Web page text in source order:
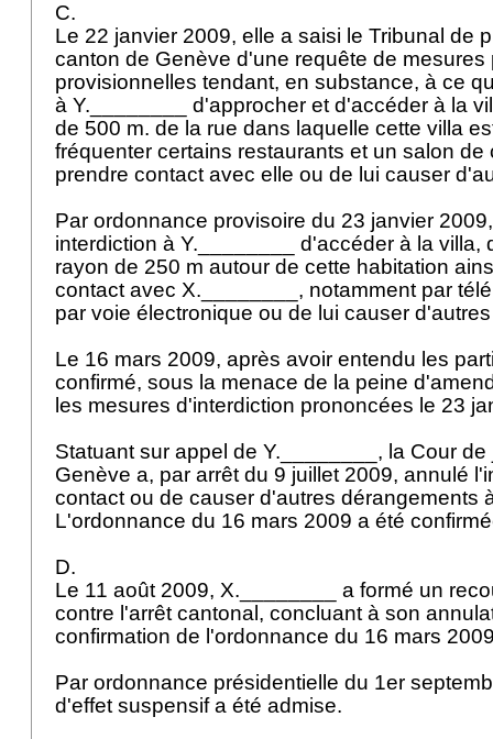
C.
Le 22 janvier 2009, elle a saisi le Tribunal de
canton de Genève d'une requête de mesures
provisionnelles tendant, en substance, à ce
à Y.________ d'approcher et d'accéder à la
de 500 m. de la rue dans laquelle cette villa
fréquenter certains restaurants et un salon de
prendre contact avec elle ou de lui causer
Par ordonnance provisoire du 23 janvier
interdiction à Y.________ d'accéder à la villa,
rayon de 250 m autour de cette habitation
contact avec X.________, notamment par
par voie électronique ou de lui causer
Le 16 mars 2009, après avoir entendu les
confirmé, sous la menace de la peine
les mesures d'interdiction prononcées le 23
Statuant sur appel de Y.________, la Cour
Genève a, par arrêt du 9 juillet 2009, annulé
contact ou de causer d'autres dérangements
L'ordonnance du 16 mars 2009 a été
D.
Le 11 août 2009, X.________ a formé un
contre l'arrêt cantonal, concluant à son
confirmation de l'ordonnance du 16 mars
Par ordonnance présidentielle du 1er
d'effet suspensif a été admise.